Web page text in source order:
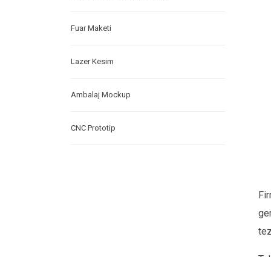
Fuar Maketi
Lazer Kesim
Ambalaj Mockup
CNC Prototip